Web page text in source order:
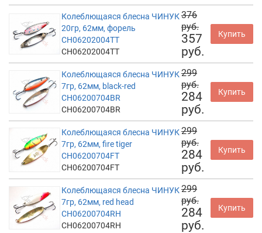
Колеблющаяся блесна ЧИНУК
20гр, 62мм, форель
CH06202004TT
CH06202004TT
376
руб.
357
руб.
Купить
Колеблющаяся блесна ЧИНУК
7гр, 62мм, black-red
CH06200704BR
CH06200704BR
299
руб.
284
руб.
Купить
Колеблющаяся блесна ЧИНУК
7гр, 62мм, fire tiger
CH06200704FT
CH06200704FT
299
руб.
284
руб.
Купить
Колеблющаяся блесна ЧИНУК
7гр, 62мм, red head
CH06200704RH
CH06200704RH
299
руб.
284
руб.
Купить